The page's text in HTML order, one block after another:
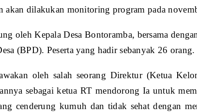
akan dilakukan monitoring program pada
oleh Kepala Desa Bontoramba, bersama
(BPD). Peserta yang hadir sebanyak 26 orang.
oleh salah seorang Direktur (Ketua
sebagai ketua RT mendorong Ia untuk
cenderung kumuh dan tidak sehat dengan